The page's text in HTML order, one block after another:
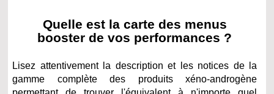
Quelle est la carte des menus
booster de vos performances ?
Lisez attentivement la description et les notices de la
gamme complète des produits xéno-androgène